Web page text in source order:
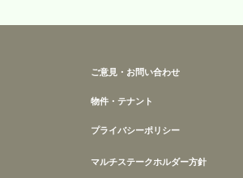
ご意見・お問い合わせ
物件・テナント
プライバシーポリシー
マルチステークホルダー方針